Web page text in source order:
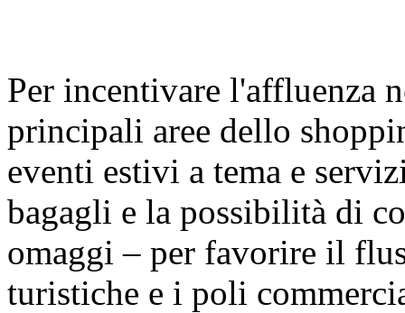
Per incentivare l'affluenza
principali aree dello
eventi estivi a tema e
bagagli e la possibilità di
omaggi – per favorire il
turistiche e i poli